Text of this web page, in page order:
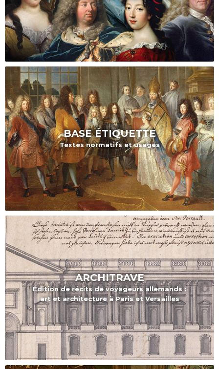
BASE ÉTIQUETTE
Textes normatifs et usages
ARCHITRAVE
Édition de récits de voyageurs allemands :
art et architecture à Paris et Versailles